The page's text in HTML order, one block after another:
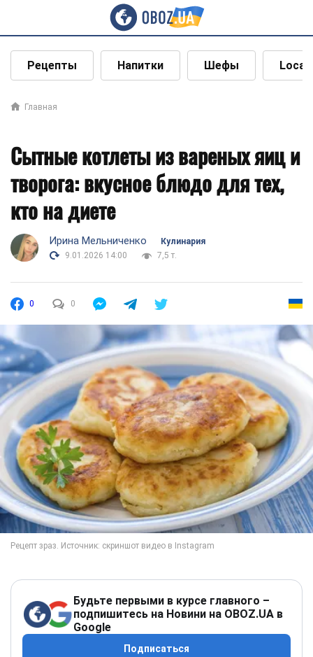
Рецепты Напитки Шефы Local
Главная
Сытные котлеты из вареных яиц и
творога: вкусное блюдо для тех,
кто на диете
Ирина Мельниченко
Кулинария
9.01.2026 14:00
7,5 т.
0 0
Будьте первыми в курсе главного –
подпишитесь на Новини на OBOZ.UA в
Google
Подписаться